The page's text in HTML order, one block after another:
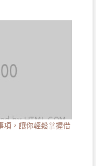
項，讓你輕鬆掌握借